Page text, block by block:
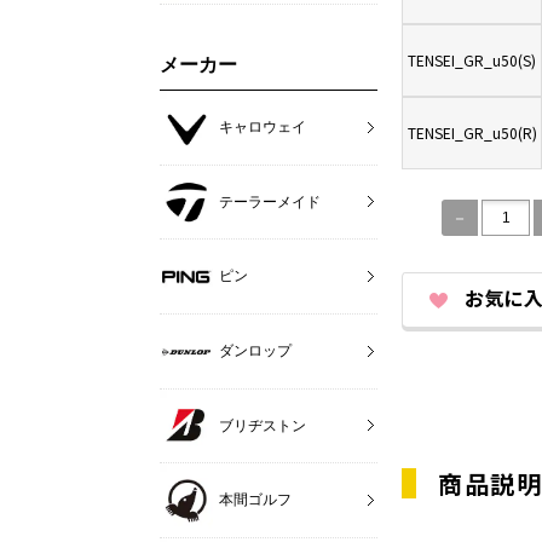
TENSEI_GR_u50(S)
TENSEI_GR_u50(R)
商品説明
メーカー
キャロウェイ
テーラーメイド
ピン
ダンロップ
ブリヂストン
本間ゴルフ